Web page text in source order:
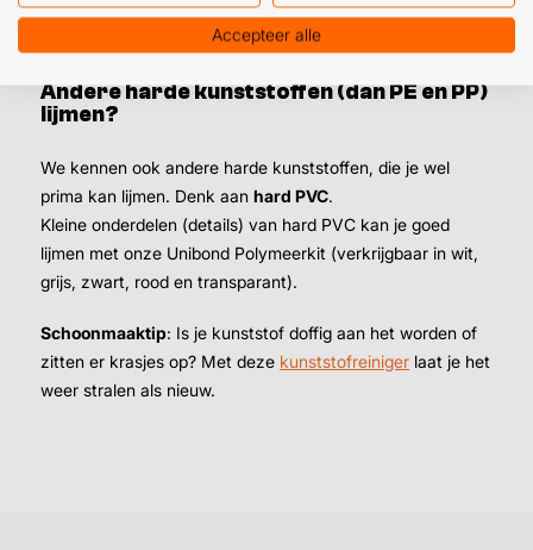
Andere harde kunststoffen (dan PE en PP)
lijmen?
We kennen ook andere harde kunststoffen, die je wel
prima kan lijmen. Denk aan hard PVC.
Kleine onderdelen (details) van hard PVC kan je goed
lijmen met onze Unibond Polymeerkit (verkrijgbaar in wit,
grijs, zwart, rood en transparant).
Schoonmaaktip: Is je kunststof doffig aan het worden of
zitten er krasjes op? Met deze kunststofreiniger laat je het
weer stralen als nieuw.
Accepteer alle